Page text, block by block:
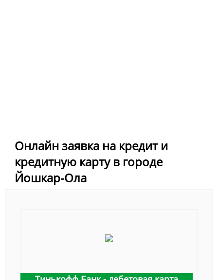
Онлайн заявка на кредит и
кредитную карту в городе
Йошкар-Ола